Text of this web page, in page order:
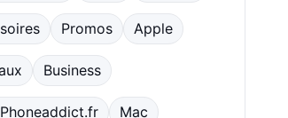
Promos Apple
Business
Mac